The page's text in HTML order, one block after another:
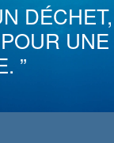
DÉCHET,
UNE
”